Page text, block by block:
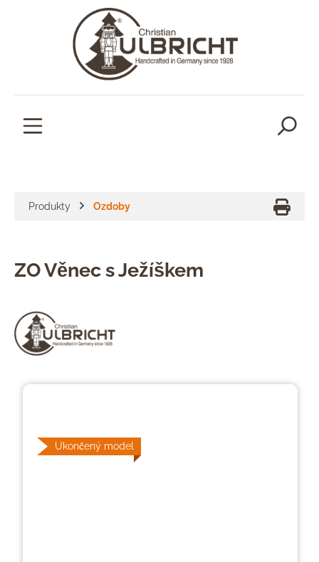
Produkty Ozdoby
ZO Věnec s Ježíškem
Ukončený model